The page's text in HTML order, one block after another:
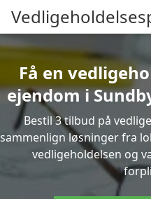
Få en
ejendom i
Bestil 3 tilbud på
sammenlign løsninger fra
vedligeholdelsen og